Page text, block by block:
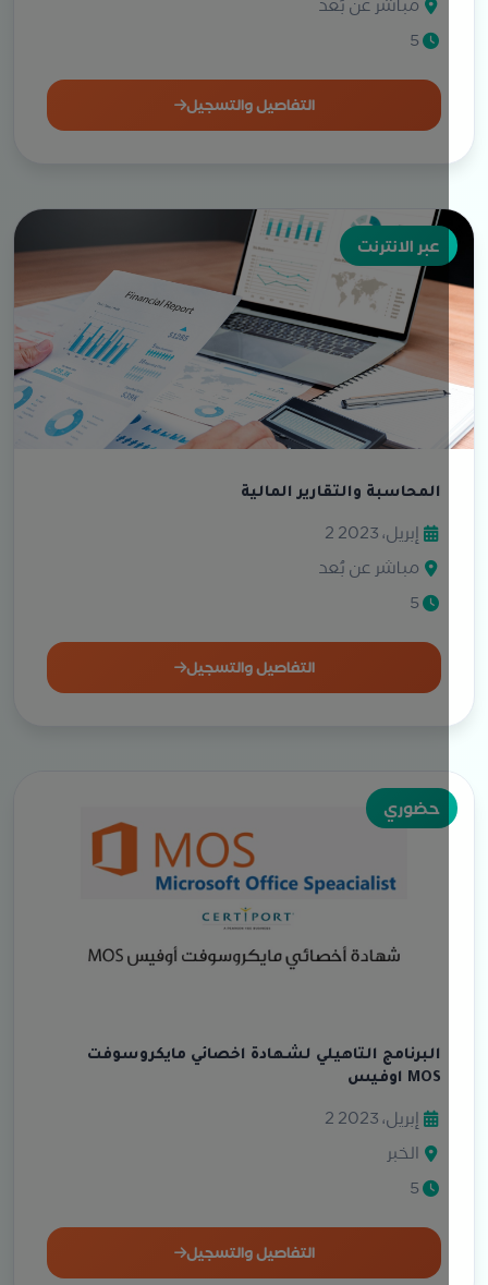
التفاصيل والتسجيل
عبر الانترنت
المحاسبة والتقارير المالية
2 إبريل، 2023
مباشر عن بُعد
التفاصيل والتسجيل
حضوري
البرنامج التاهيلي لشهادة اخصائي مايكروسوفت
2 إبريل، 2023
الخبر
التفاصيل والتسجيل